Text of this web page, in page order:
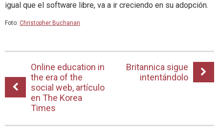
igual que el software libre, va a ir creciendo en su adopción.
Foto: Christopher Buchanan
Online education in
the era of the
social web, artículo
en The Korea
Times
Britannica sigue
intentándolo